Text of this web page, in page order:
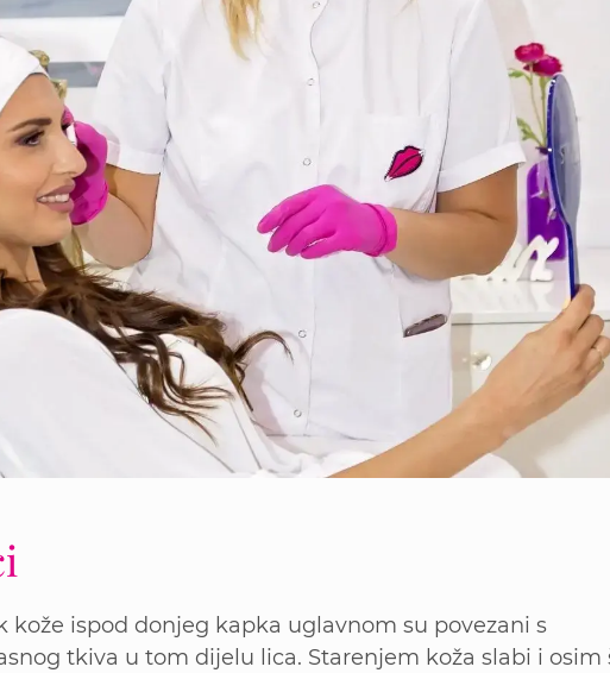
kože ispod donjeg kapka uglavnom su povezani s
tkiva u tom dijelu lica. Starenjem koža slabi i osim